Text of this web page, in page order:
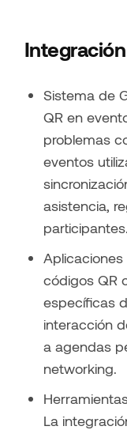
Sistema de
QR en
problemas
eventos
asistencia,
participantes.
Aplicaciones
códigos QR
específicas
interacción
a agendas
networking.
La